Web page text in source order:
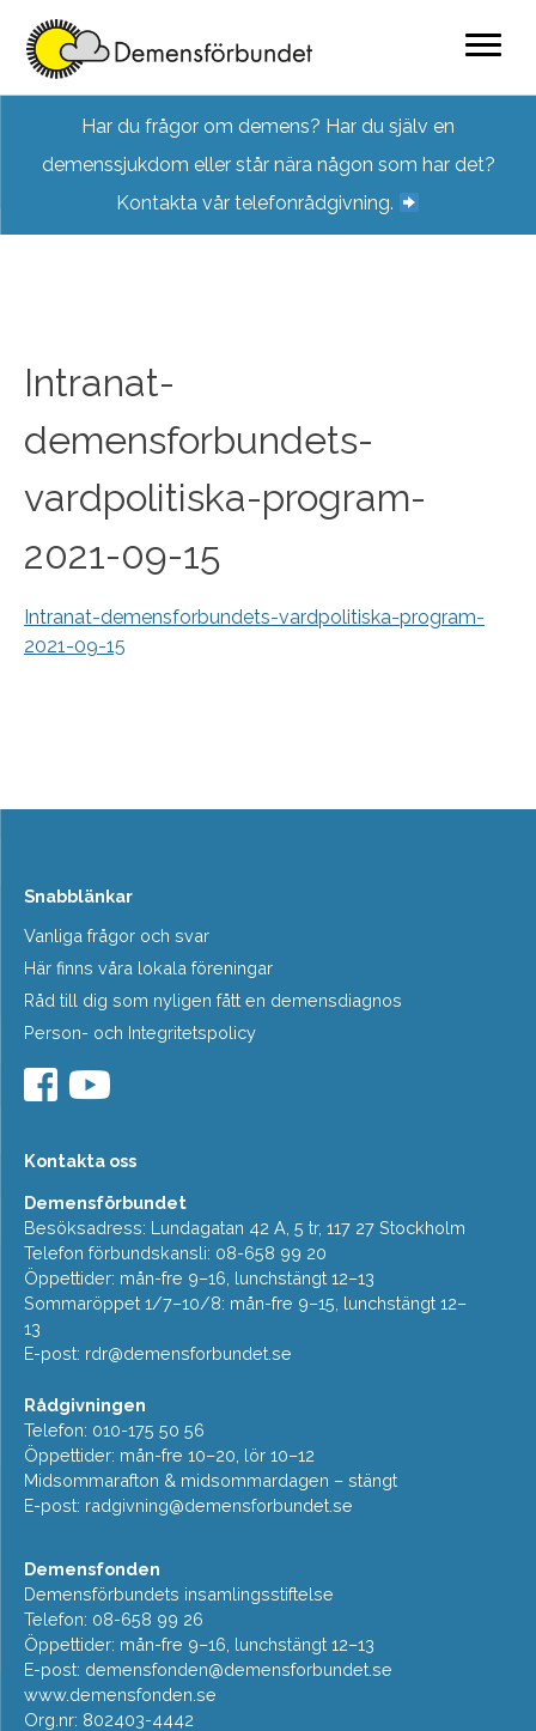
content
Har du frågor om demens? Har du själv en
demenssjukdom eller står nära någon som har det?
Kontakta vår telefonrådgivning.
Intranat-
demensforbundets-
vardpolitiska-program-
2021-09-15
Intranat-demensforbundets-vardpolitiska-program-
2021-09-15
Snabblänkar
Vanliga frågor och svar
Här finns våra lokala föreningar
Råd till dig som nyligen fått en demensdiagnos
Person- och Integritetspolicy
Kontakta oss
Demensförbundet
Besöksadress: Lundagatan 42 A, 5 tr, 117 27 Stockholm
Telefon förbundskansli: 08-658 99 20
Öppettider: mån-fre 9–16, lunchstängt 12–13
Sommaröppet 1/7–10/8: mån-fre 9–15, lunchstängt 12–
13
E-post: rdr@demensforbundet.se
Rådgivningen
Telefon: 010-175 50 56
Öppettider: mån-fre 10–20, lör 10–12
Midsommarafton & midsommardagen – stängt
E-post: radgivning@demensforbundet.se
Demensfonden
Demensförbundets insamlingsstiftelse
Telefon: 08-658 99 26
Öppettider: mån-fre 9–16, lunchstängt 12–13
E-post: demensfonden@demensforbundet.se
www.demensfonden.se
Org.nr: 802403-4442